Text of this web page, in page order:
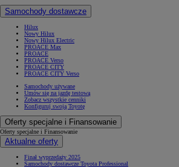
Samochody dostawcze
Hilux
Nowy Hilux
Nowy Hilux Electric
PROACE Max
PROACE
PROACE Verso
PROACE CITY
PROACE CITY Verso
Samochody używane
Umów się na jazdę testową
Zobacz wszystkie cenniki
Konfiguruj swoją Toyotę
Oferty specjalne i Finansowanie
Oferty specjalne i Finansowanie
Aktualne oferty
Finał wyprzedaży 2025
Samochody dostawcze Toyota Professional